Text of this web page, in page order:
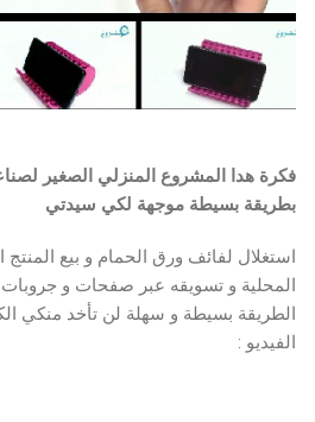
فكرة هدا المشروع المنزلي الصغير
بطريقة بسيطة موجهة لكي سيدتي
استغلال لفائف ورق الحمام و بيع
المحلية و تسويقه عبر صفحات و جروبات
الطريقة بسيطة و سهلة لن تأخد منكي
الفيديو :